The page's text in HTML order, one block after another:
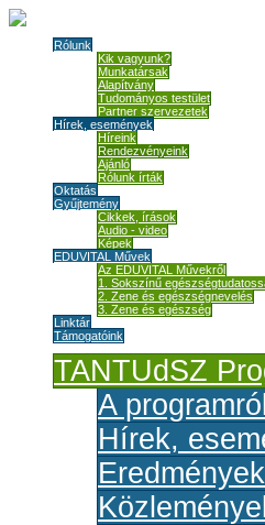
Rólunk
Kik vagyunk?
Munkatársak
Alapítvány
Tudományos testület
Partner szervezetek
Hírek, események
Híreink
Rendezvényeink
Ajánló
Rólunk írták
Oktatás
Gyűjtemény
Cikkek, írások
Audio - video
Képek
EDUVITAL Művek
Az EDUVITAL Művekről
1. Sokszínű
2. Zene és egészségnevelés
3. Zene és egészség
Linktár
Támogatóink
TANTUdSZ
A programról
Hírek,